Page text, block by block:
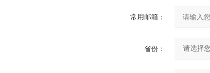
常用邮箱：
省份：